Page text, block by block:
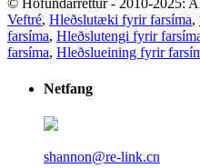
© Höfundarréttur - 2010-2025:
Veftré, Hleðslutæki fyrir farsíma,
farsíma, Hleðslutengi fyrir
farsíma, Hleðslueining fyrir
Netfang
shannon@re-link.cn